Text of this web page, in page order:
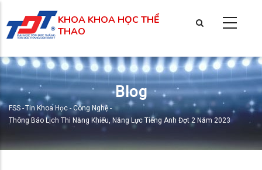
đến
nội
dung
KHOA KHOA HỌC THỂ
THAO
Blog
Breadcrumb
FSS -Tin Khoa Học - Công Nghệ -
Thông Báo Lịch Thi Năng Khiếu, Năng Lực Tiếng Anh Đợt 2 Năm 2023